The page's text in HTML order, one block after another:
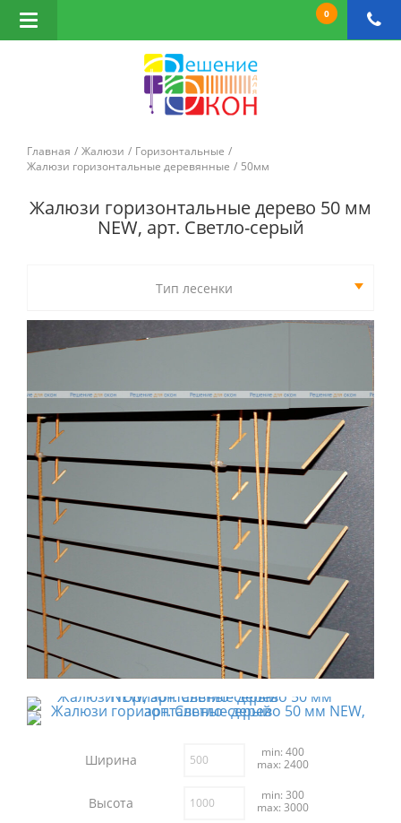
0
Открыть
навигацию
Главная Жалюзи
Горизонтальные
Жалюзи горизонтальные деревянные
50мм
Жалюзи горизонтальные дерево 50 мм
NEW, арт. Светло-серый
Тип лесенки
Ширина
min: 400
max: 2400
Высота
min: 300
max: 3000